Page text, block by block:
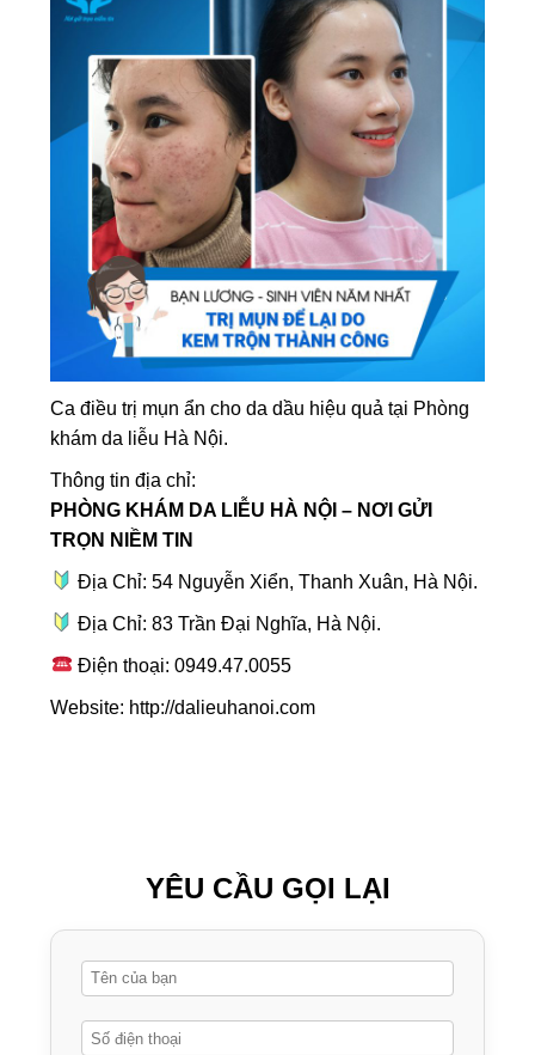
Ca điều trị mụn ẩn cho da dầu hiệu quả tại Phòng
khám da liễu Hà Nội.
Thông tin địa chỉ:
PHÒNG KHÁM DA LIỄU HÀ NỘI – NƠI GỬI
TRỌN NIỀM TIN
Địa Chỉ: 54 Nguyễn Xiển, Thanh Xuân, Hà Nội.
Địa Chỉ: 83 Trần Đại Nghĩa, Hà Nội.
Điện thoại: 0949.47.0055
️Website: http://dalieuhanoi.com
YÊU CẦU GỌI LẠI